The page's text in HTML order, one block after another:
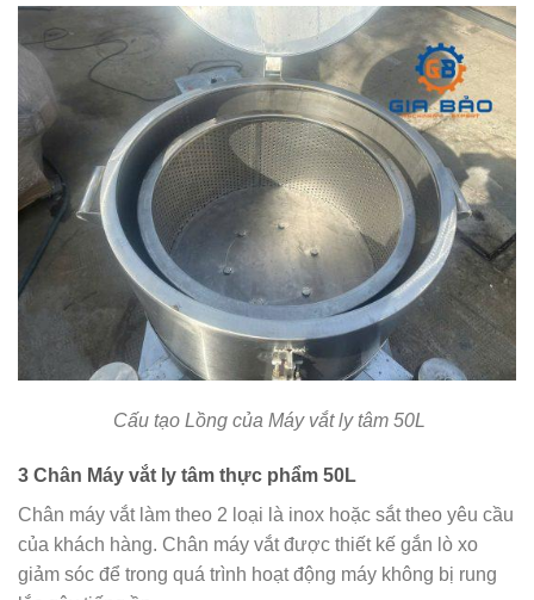
Cấu tạo Lồng của Máy vắt ly tâm 50L
3 Chân Máy vắt ly tâm thực phẩm 50L
Chân máy vắt làm theo 2 loại là inox hoặc sắt theo yêu cầu
của khách hàng. Chân máy vắt được thiết kế gắn lò xo
giảm sóc để trong quá trình hoạt động máy không bị rung